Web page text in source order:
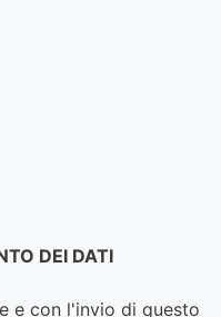
DEI DATI
e con l'invio di questo